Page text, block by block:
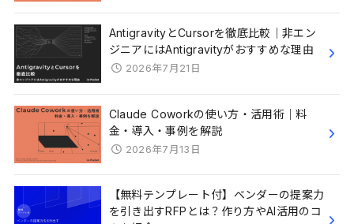
AntigravityとCursorを徹底比較｜非エン
ジニアにはAntigravityがおすすめな理由
2026年7月21日
Claude Coworkの使い方・活用術｜料
金・導入・事例を解説
2026年7月13日
【無料テンプレート付】ベンダーの提案力
を引き出すRFPとは？作り方やAI活用のコ